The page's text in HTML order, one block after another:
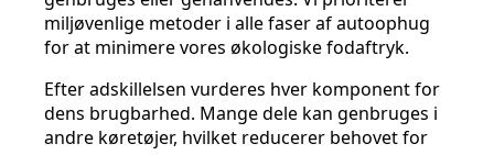
miljøvenlige metoder i alle faser af autoophug
for at minimere vores økologiske fodaftryk.
Efter adskillelsen vurderes hver komponent for
dens brugbarhed. Mange dele kan genbruges i
andre køretøjer, hvilket reducerer behovet for